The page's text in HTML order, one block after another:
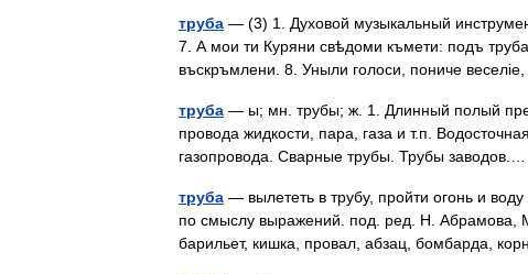
труба — (3) 1. Духовой музыкальный
7. А мои ти Куряни свѣдоми къмети: подъ
въскръмлени. 8. Уныли голоси, пониче
труба — ы; мн. трубы; ж. 1. Длинный полый
провода жидкости, пара, газа и т.п.
газопровода. Сварные трубы. Трубы
труба — вылететь в трубу, пройти огонь и
по смыслу выражений. под. ред. Н. Абрамова,
барильет, кишка, провал, абзац, бомбарда,